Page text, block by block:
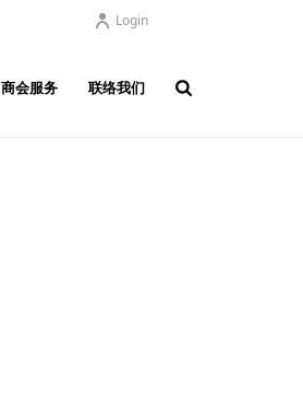
Login
商会服务 联络我们